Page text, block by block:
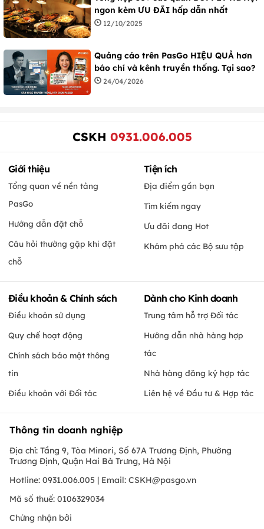
ngon kèm ƯU ĐÃI hấp dẫn nhất
12/10/2025
Quảng cáo trên PasGo HIỆU QUẢ hơn
báo chí và kênh truyền thống. Tại sao?
24/04/2026
CSKH 0931.006.005
Giới thiệu
Tổng quan về nền tảng
PasGo
Hướng dẫn đặt chỗ
Câu hỏi thường gặp khi đặt
chỗ
Tiện ích
Địa điểm gần bạn
Tìm kiếm ngay
Ưu đãi đang Hot
Khám phá các Bộ sưu tập
Điều khoản & Chính sách
Điều khoản sử dụng
Quy chế hoạt động
Chính sách bảo mật thông
tin
Điều khoản với Đối tác
Dành cho Kinh doanh
Trung tâm hỗ trợ Đối tác
Hướng dẫn nhà hàng hợp
tác
Nhà hàng đăng ký hợp tác
Liên hệ về Đầu tư & Hợp tác
Thông tin doanh nghiệp
Địa chỉ: Tầng 9, Tòa Minori, Số 67A Trương Định, Phường
Trương Định, Quận Hai Bà Trưng, Hà Nội
Hotline: 0931.006.005 | Email: CSKH@pasgo.vn
Mã số thuế: 0106329034
Chứng nhận bởi